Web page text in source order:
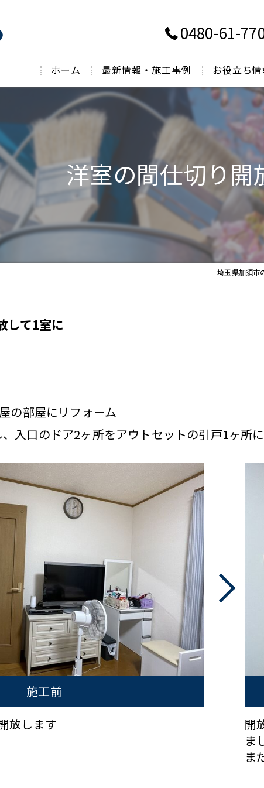
0480-61-
ホーム 最新情報・施工事例 お役立ち情
過去のお役
洋室の間仕切り開
埼玉県加須市
して1室に
の部屋にリフォーム
入口のドア2ヶ所をアウトセットの引戸1ヶ所に
施工前
放します
開
ま
ま